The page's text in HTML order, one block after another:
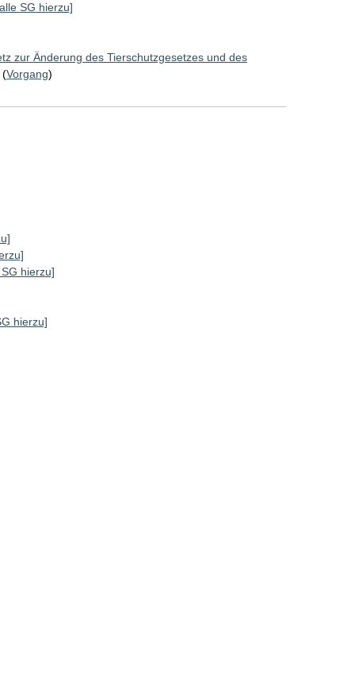
SG hierzu]
zur Änderung des Tierschutzgesetzes und des
Vorgang)
hierzu]
hierzu]